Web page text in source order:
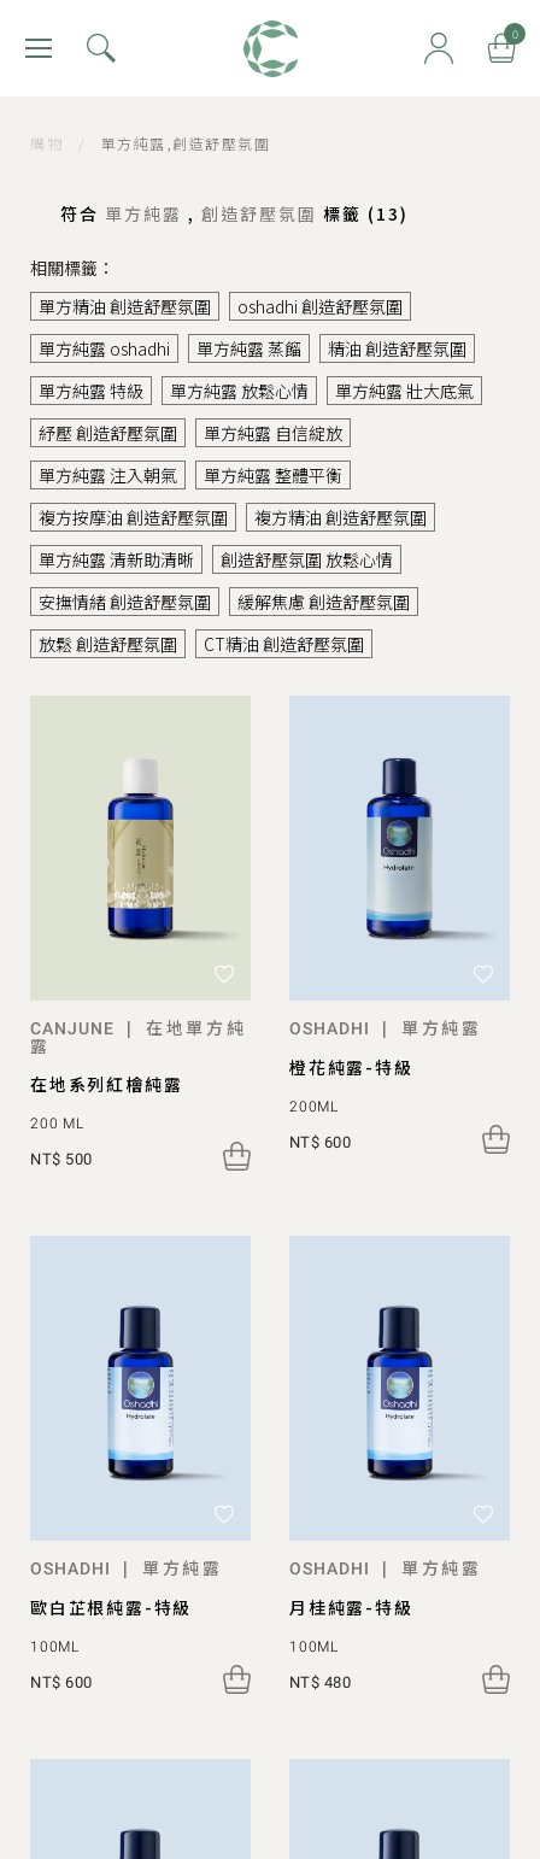
肯園 Canjune 0
購物 / 單方純露,創造舒壓氛圍
符合 單方純露 , 創造舒壓氛圍 標籤 (13)
相關標籤：
單方精油 創造舒壓氛圍
oshadhi 創造舒壓氛圍
單方純露 oshadhi
單方純露 蒸餾
精油 創造舒壓氛圍
單方純露 特級
單方純露 放鬆心情
單方純露 壯大底氣
紓壓 創造舒壓氛圍
單方純露 自信綻放
單方純露 注入朝氣
單方純露 整體平衡
複方按摩油 創造舒壓氛圍
複方精油 創造舒壓氛圍
單方純露 清新助清晰
創造舒壓氛圍 放鬆心情
安撫情緒 創造舒壓氛圍
緩解焦慮 創造舒壓氛圍
放鬆 創造舒壓氛圍
CT精油 創造舒壓氛圍
CANJUNE | 在地單方純
露
在地系列紅檜純露
200 ML
NT$ 500
OSHADHI |
單方純露
橙花純露-特級
200ML
NT$ 600
OSHADHI |
單方純露
歐白芷根純露-特級
100ML
NT$ 600
OSHADHI |
單方純露
月桂純露-特級
100ML
NT$ 480